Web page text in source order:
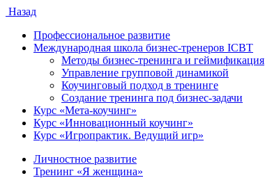
Назад
Профессиональное развитие
Международная школа бизнес-тренеров ICBT
Методы бизнес-тренинга и геймификация
Управление групповой динамикой
Коучинговый подход в тренинге
Создание тренинга под бизнес-задачи
Курс «Мета-коучинг»
Курс «Инновационный коучинг»
Курс «Игропрактик. Ведущий игр»
Личностное развитие
Тренинг «Я женщина»